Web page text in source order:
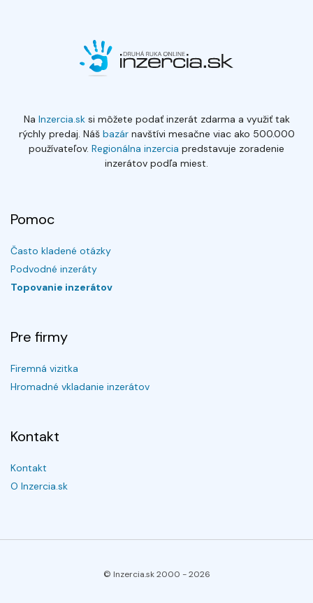
Na Inzercia.sksi môžete podať inzerát zdarma a využiť tak
rýchly predaj. Náš bazárnavštívi mesačne viac ako 500.000
používateľov. Regionálna inzercia predstavuje zoradenie
inzerátov podľa miest.
Pomoc
Často kladené otázky
Podvodné inzeráty
Topovanie inzerátov
Pre firmy
Firemná vizitka
Hromadné vkladanie inzerátov
Kontakt
Kontakt
O Inzercia.sk
© Inzercia.sk 2000 -2026